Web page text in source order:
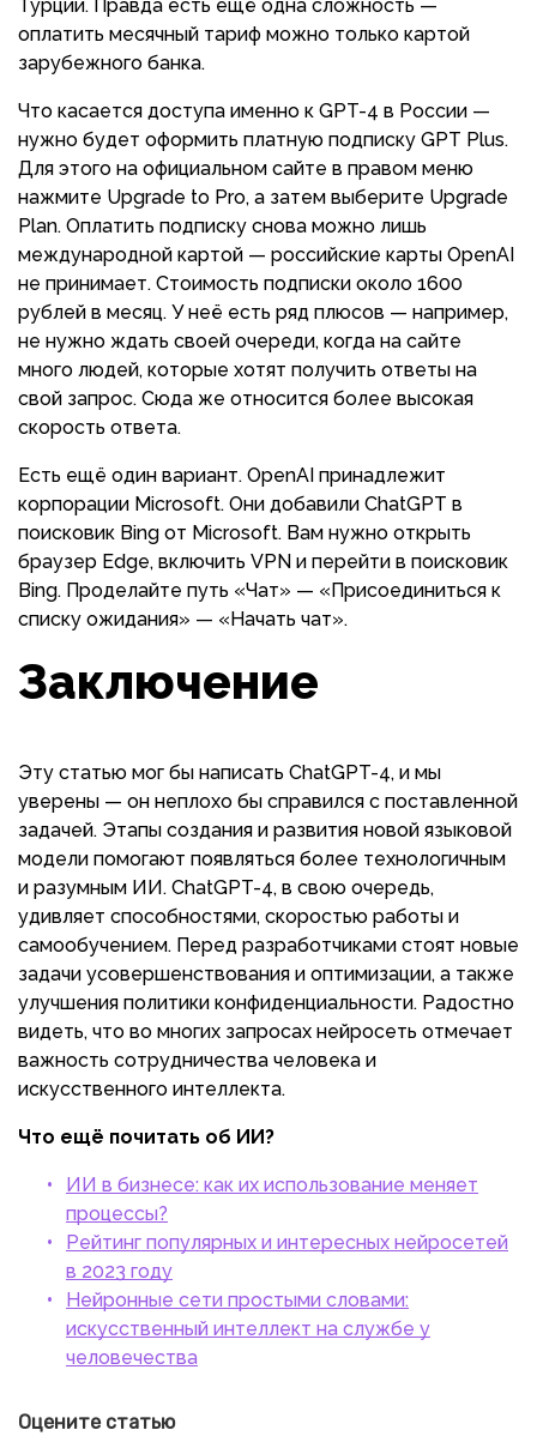
Турции. Правда есть ещё одна сложность —
оплатить месячный тариф можно только картой
зарубежного банка.
Что касается доступа именно к GPT-4 в России —
нужно будет оформить платную подписку GPT Plus.
Для этого на официальном сайте в правом меню
нажмите Upgrade to Pro, а затем выберите Upgrade
Plan. Оплатить подписку снова можно лишь
международной картой — российские карты OpenAI
не принимает. Стоимость подписки около 1600
рублей в месяц. У неё есть ряд плюсов — например,
не нужно ждать своей очереди, когда на сайте
много людей, которые хотят получить ответы на
свой запрос. Сюда же относится более высокая
скорость ответа.
Есть ещё один вариант. OpenAI принадлежит
корпорации Microsoft. Они добавили ChatGPT в
поисковик Bing от Microsoft. Вам нужно открыть
браузер Edge, включить VPN и перейти в поисковик
Bing. Проделайте путь «Чат» — «Присоединиться к
списку ожидания» — «Начать чат».
Заключение
Эту статью мог бы написать ChatGPT-4, и мы
уверены — он неплохо бы справился с поставленной
задачей. Этапы создания и развития новой языковой
модели помогают появляться более технологичным
и разумным ИИ. ChatGPT-4, в свою очередь,
удивляет способностями, скоростью работы и
самообучением. Перед разработчиками стоят новые
задачи усовершенствования и оптимизации, а также
улучшения политики конфиденциальности. Радостно
видеть, что во многих запросах нейросеть отмечает
важность сотрудничества человека и
искусственного интеллекта.
Что ещё почитать об ИИ?
ИИ в бизнесе: как их использование меняет
процессы?
Рейтинг популярных и интересных нейросетей
в 2023 году
Нейронные сети простыми словами:
искусственный интеллект на службе у
человечества
Оцените статью